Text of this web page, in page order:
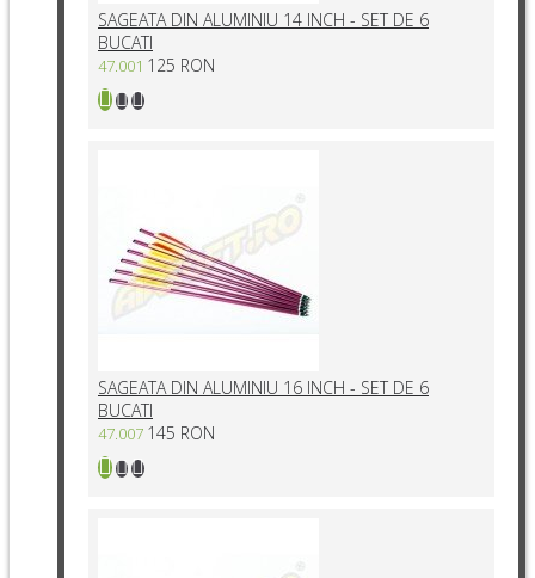
SAGEATA DIN ALUMINIU 14 INCH - SET DE 6
BUCATI
47.001 125 RON
SAGEATA DIN ALUMINIU 16 INCH - SET DE 6
BUCATI
47.007 145 RON